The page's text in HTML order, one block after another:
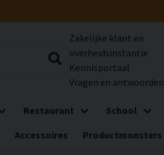
Zakelijke klant en
overheidsinstantie
Kennisportaal
Vragen en antwoorden
Restaurant School
Accessoires Productmonsters